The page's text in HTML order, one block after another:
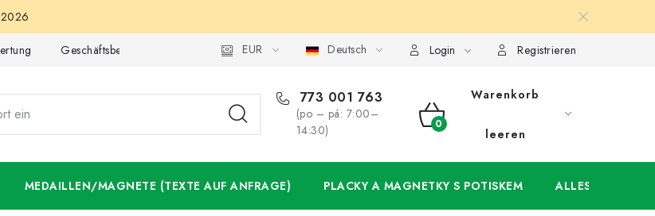
Geschäftsbedingungen Datenschutzerklärung Großhandel Meine Bestellung
EUR Deutsch Login Registrieren
773 001 763
(po – pá: 7:00–
14:30)
WARENKORB
Warenkorb
leeren
MEDAILLEN/MAGNETE (TEXTE AUF ANFRAGE) PLACKY A MAGNETKY S POTISKEM ALLES FÜR DIE